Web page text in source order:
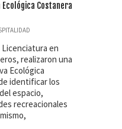
Ecológica Costanera
Licenciatura en
realizaron una
Ecológica
identificar los
espacio,
recreacionales